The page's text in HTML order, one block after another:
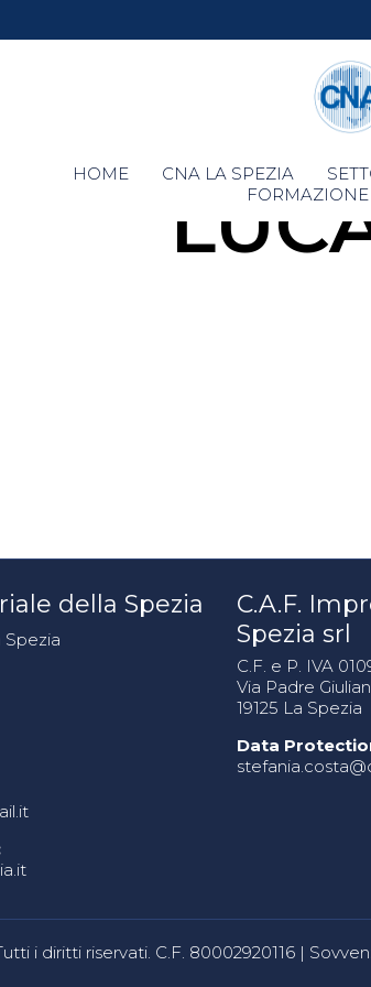
HOME CNA LA SPEZIA
della Spezia
Spezia
C.A.F.
Spezia srl
C.F. e P. IVA
Via Padre
19125 La Spezia
Data
i diritti riservati. C.F. 80002920116 |